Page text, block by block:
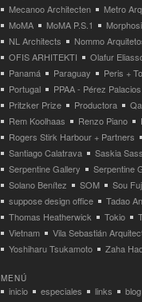
Mecanoo Architecten
Metro
MoMA
MoMA P.S.1
NL Architects
Nommo
OFIS ARHITEKTI
Olafur
Panamá
Paraguay Peris +
Portugal
PPAA - Pérez
Pritzker Prize
Productora
Rem Koolhaas
Renzo Piano
Rogers Stirk Harbour + Partners
Santiago Calatrava
Saskia
Serpentine Gallery
Serpentine
Solano Benítez
SOM Sou
suppose design office
Tadao
Thomas Heatherwick
Tokio
Vietnam
Vila Sebastián
Yoshiharu Tsukamoto
Zaha
MENÚ
inicio especiales links blog